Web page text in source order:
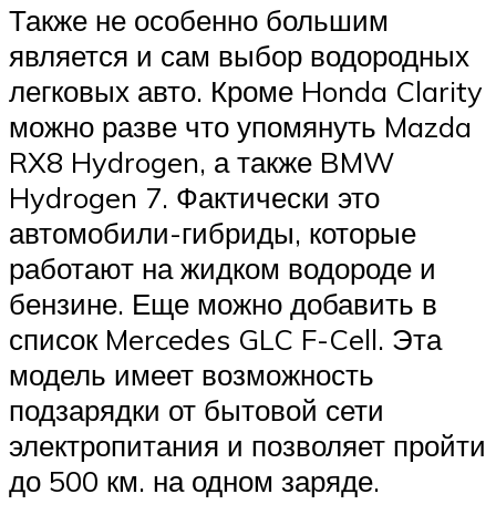
Также не особенно большим
является и сам выбор водородных
легковых авто. Кроме Honda Clarity
можно разве что упомянуть Mazda
RX8 Hydrogen, а также BMW
Hydrogen 7. Фактически это
автомобили-гибриды, которые
работают на жидком водороде и
бензине. Еще можно добавить в
список Mercedes GLC F-Cell. Эта
модель имеет возможность
подзарядки от бытовой сети
электропитания и позволяет пройти
до 500 км. на одном заряде.